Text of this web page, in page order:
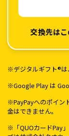
交換先はこ
※デジタルギフト®は
※Google Play は
※PayPayへのポイン
金はできません。
※「QUOカードPay